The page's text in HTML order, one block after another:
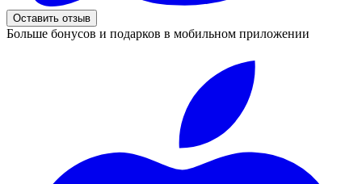
Оставить отзыв
Больше бонусов и подарков в мобильном приложении